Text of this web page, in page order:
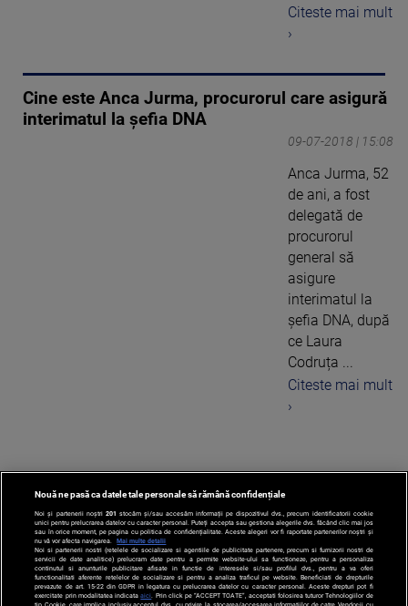
Citeste mai mult
›
Cine este Anca Jurma, procurorul care asigură
interimatul la șefia DNA
09-07-2018 | 15:08
Anca Jurma, 52
de ani, a fost
delegată de
procurorul
general să
asigure
interimatul la
șefia DNA, după
ce Laura
Codruța ...
Citeste mai mult
›
1
Nouă ne pasă ca datele tale personale să rămână confidențiale
Noi și partenerii noștri 201 stocăm și/sau accesăm informații pe dispozitivul dvs., precum identificatorii cookie
unici pentru prelucrarea datelor cu caracter personal. Puteți accepta sau gestiona alegerile dvs. făcând clic mai jos
sau în orice moment, pe pagina cu politica de confidențialitate. Aceste alegeri vor fi raportate partenerilor noștri și
nu vă vor afecta navigarea.
Mai multe detalii
Noi si partenerii nostri (retelele de socializare si agentiile de publicitate partenere, precum si furnizorii nostri de
servicii de date analitice) prelucram date pentru a permite website-ului sa functioneze, pentru a personaliza
continutul si anunturile publicitare afisate in functie de interesele si/sau profilul dvs., pentru a va oferi
functionalitati aferente retelelor de socializare si pentru a analiza traficul pe website. Beneficiati de drepturile
prevazute de art. 15-22 din GDPR in legatura cu prelucrarea datelor cu caracter personal. Aceste drepturi pot fi
exercitate prin modalitatea indicataaici . Prin click pe “ACCEPT TOATE”, acceptati folosirea tuturor Tehnologiilor de
tip Cookie, care implica inclusiv acceptul dvs. cu privire la stocarea/accesarea informatiilor de catre Vendor-ii cu